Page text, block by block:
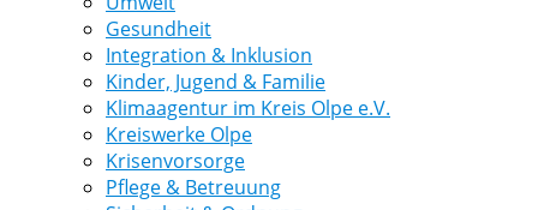
Gesundheit
Integration & Inklusion
Kinder, Jugend & Familie
Klimaagentur im Kreis Olpe e.V.
Kreiswerke Olpe
Krisenvorsorge
Pflege & Betreuung